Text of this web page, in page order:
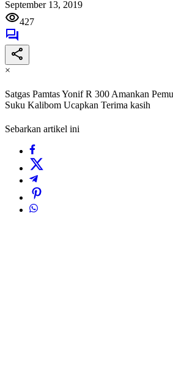
September 13, 2019
427
×
Satgas Pamtas Yonif R 300 Amankan
Suku Kalibom Ucapkan Terima kasih
Sebarkan artikel ini